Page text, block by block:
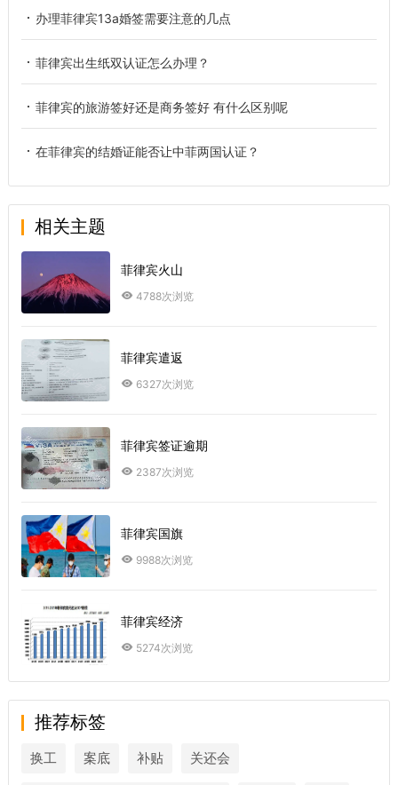
办理菲律宾13a婚签需要注意的几点
菲律宾出生纸双认证怎么办理？
菲律宾的旅游签好还是商务签好 有什么区别呢
在菲律宾的结婚证能否让中菲两国认证？
相关主题
菲律宾火山
4788次浏览
菲律宾遣返
6327次浏览
菲律宾签证逾期
2387次浏览
菲律宾国旗
9988次浏览
菲律宾经济
5274次浏览
推荐标签
换工 案底 补贴 关还会